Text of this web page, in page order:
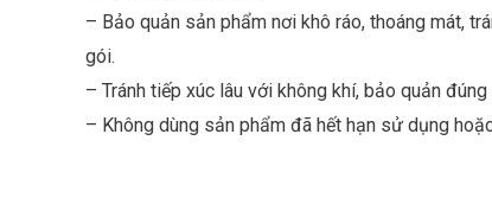
– Bảo quản sản phẩm nơi khô ráo, thoáng mát,
gói.
– Tránh tiếp xúc lâu với không khí, bảo quản
– Không dùng sản phẩm đã hết hạn sử dụng